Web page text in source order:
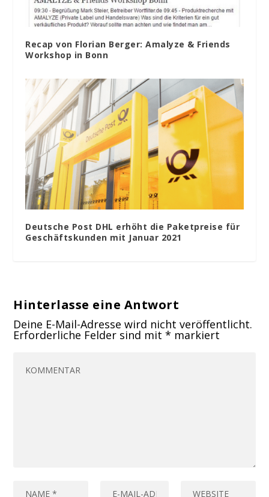
Recap von Florian Berger: Amalyze & Friends
Workshop in Bonn
Deutsche Post DHL erhöht die Paketpreise für
Geschäftskunden mit Januar 2021
Hinterlasse eine Antwort
Deine E-Mail-Adresse wird nicht veröffentlicht.
Erforderliche Felder sind mit* markiert